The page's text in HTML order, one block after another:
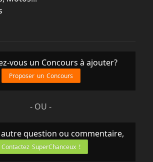
vous un Concours à ajouter?
Proposer un Concours
- OU -
question ou commentaire,
Contactez SuperChanceux !